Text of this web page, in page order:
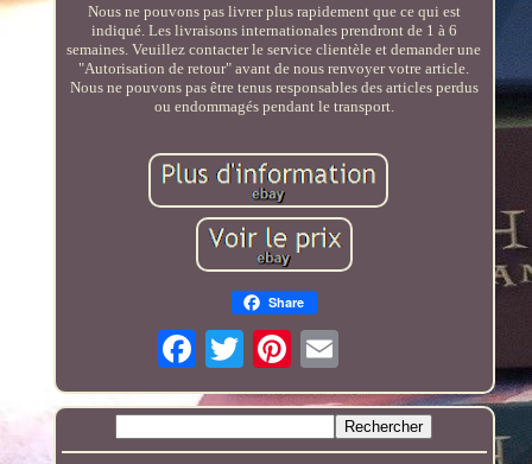
Nous ne pouvons pas livrer plus rapidement que ce qui est
indiqué. Les livraisons internationales prendront de 1 à 6
semaines. Veuillez contacter le service clientèle et demander une
"Autorisation de retour" avant de nous renvoyer votre article.
Nous ne pouvons pas être tenus responsables des articles perdus
ou endommagés pendant le transport.
Share